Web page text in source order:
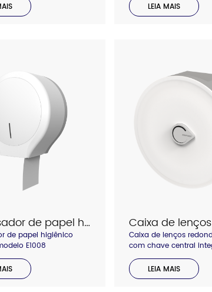
LEIA MAIS
Dispensador de papel higiênico Interhasa modelo E1008
de papel higiênico
E1008
Caixa de lenços
com chave central
para abrir e fechar,
sem se preocupar em
chave. A parte plana
LEIA MAIS